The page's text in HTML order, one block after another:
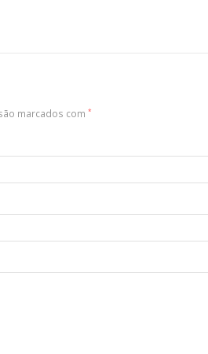
marcados com *